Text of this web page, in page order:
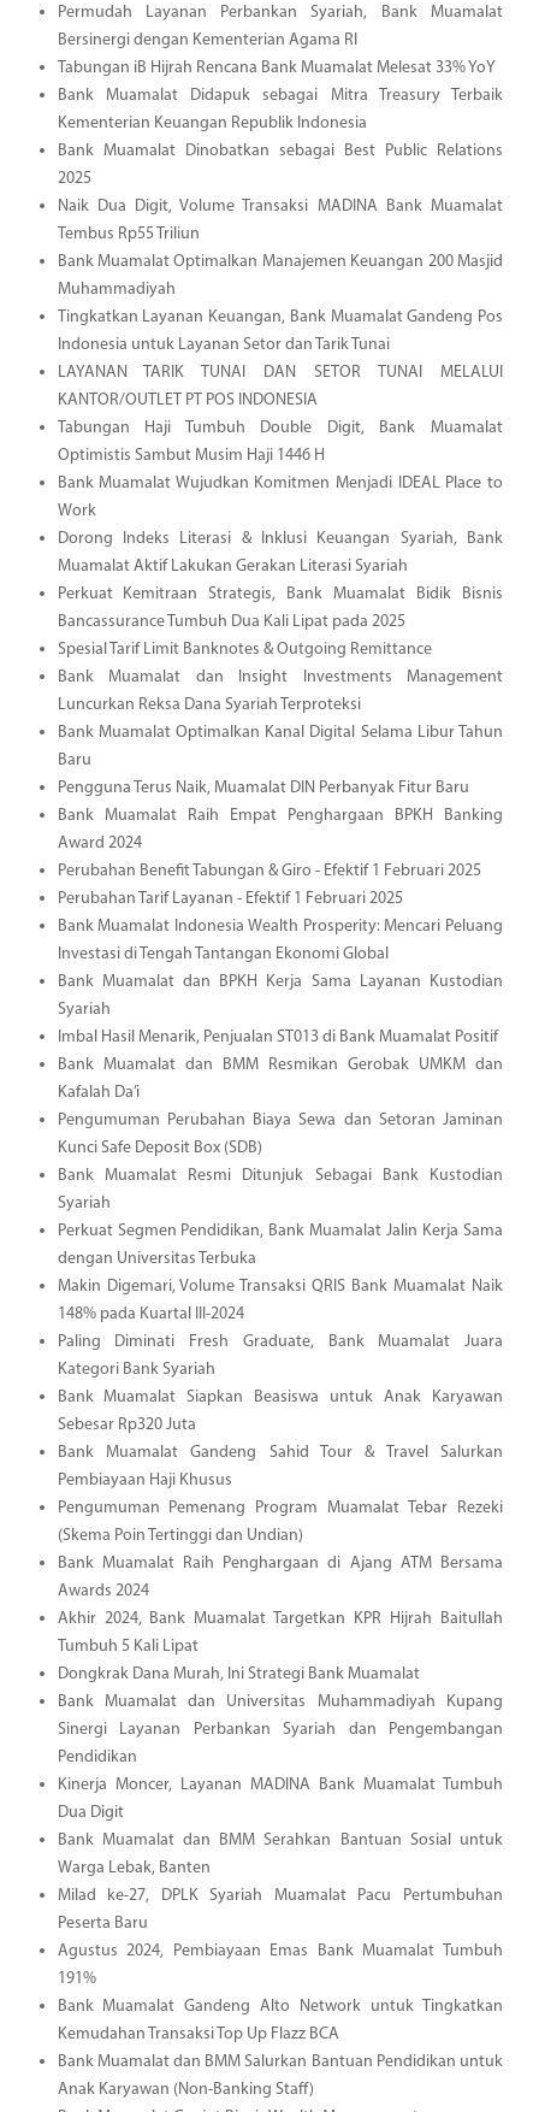
Permudah Layanan Perbankan Syariah, Bank Muamalat
Bersinergi dengan Kementerian Agama RI
Tabungan iB Hijrah Rencana Bank Muamalat Melesat 33% YoY
Bank Muamalat Didapuk sebagai Mitra Treasury Terbaik
Kementerian Keuangan Republik Indonesia
Bank Muamalat Dinobatkan sebagai Best Public Relations
2025
Naik Dua Digit, Volume Transaksi MADINA Bank Muamalat
Tembus Rp55 Triliun
Bank Muamalat Optimalkan Manajemen Keuangan 200 Masjid
Muhammadiyah
Tingkatkan Layanan Keuangan, Bank Muamalat Gandeng Pos
Indonesia untuk Layanan Setor dan Tarik Tunai
LAYANAN TARIK TUNAI DAN SETOR TUNAI MELALUI
KANTOR/OUTLET PT POS INDONESIA
Tabungan Haji Tumbuh Double Digit, Bank Muamalat
Optimistis Sambut Musim Haji 1446 H
Bank Muamalat Wujudkan Komitmen Menjadi IDEAL Place to
Work
Dorong Indeks Literasi & Inklusi Keuangan Syariah, Bank
Muamalat Aktif Lakukan Gerakan Literasi Syariah
Perkuat Kemitraan Strategis, Bank Muamalat Bidik Bisnis
Bancassurance Tumbuh Dua Kali Lipat pada 2025
Spesial Tarif Limit Banknotes & Outgoing Remittance
Bank Muamalat dan Insight Investments Management
Luncurkan Reksa Dana Syariah Terproteksi
Bank Muamalat Optimalkan Kanal Digital Selama Libur Tahun
Baru
Pengguna Terus Naik, Muamalat DIN Perbanyak Fitur Baru
Bank Muamalat Raih Empat Penghargaan BPKH Banking
Award 2024
Perubahan Benefit Tabungan & Giro - Efektif 1 Februari 2025
Perubahan Tarif Layanan - Efektif 1 Februari 2025
Bank Muamalat Indonesia Wealth Prosperity: Mencari Peluang
Investasi di Tengah Tantangan Ekonomi Global
Bank Muamalat dan BPKH Kerja Sama Layanan Kustodian
Syariah
Imbal Hasil Menarik, Penjualan ST013 di Bank Muamalat Positif
Bank Muamalat dan BMM Resmikan Gerobak UMKM dan
Kafalah Da’i
Pengumuman Perubahan Biaya Sewa dan Setoran Jaminan
Kunci Safe Deposit Box (SDB)
Bank Muamalat Resmi Ditunjuk Sebagai Bank Kustodian
Syariah
Perkuat Segmen Pendidikan, Bank Muamalat Jalin Kerja Sama
dengan Universitas Terbuka
Makin Digemari, Volume Transaksi QRIS Bank Muamalat Naik
148% pada Kuartal III-2024
Paling Diminati Fresh Graduate, Bank Muamalat Juara
Kategori Bank Syariah
Bank Muamalat Siapkan Beasiswa untuk Anak Karyawan
Sebesar Rp320 Juta
Bank Muamalat Gandeng Sahid Tour & Travel Salurkan
Pembiayaan Haji Khusus
Pengumuman Pemenang Program Muamalat Tebar Rezeki
(Skema Poin Tertinggi dan Undian)
Bank Muamalat Raih Penghargaan di Ajang ATM Bersama
Awards 2024
Akhir 2024, Bank Muamalat Targetkan KPR Hijrah Baitullah
Tumbuh 5 Kali Lipat
Dongkrak Dana Murah, Ini Strategi Bank Muamalat
Bank Muamalat dan Universitas Muhammadiyah Kupang
Sinergi Layanan Perbankan Syariah dan Pengembangan
Pendidikan
Kinerja Moncer, Layanan MADINA Bank Muamalat Tumbuh
Dua Digit
Bank Muamalat dan BMM Serahkan Bantuan Sosial untuk
Warga Lebak, Banten
Milad ke-27, DPLK Syariah Muamalat Pacu Pertumbuhan
Peserta Baru
Agustus 2024, Pembiayaan Emas Bank Muamalat Tumbuh
191%
Bank Muamalat Gandeng Alto Network untuk Tingkatkan
Kemudahan Transaksi Top Up Flazz BCA
Bank Muamalat dan BMM Salurkan Bantuan Pendidikan untuk
Anak Karyawan (Non-Banking Staff)